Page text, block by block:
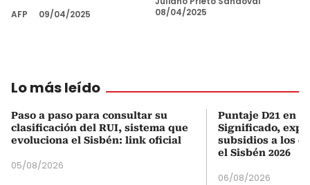
AFP 09/04/2025
08/04/2025
Lo más leído
Paso a paso para consultar su
clasificación del RUI, sistema que
evoluciona el Sisbén: link oficial
05/08/2026
Puntaje D21 en
Significado,
subsidios a los
el Sisbén 2026
06/08/2026